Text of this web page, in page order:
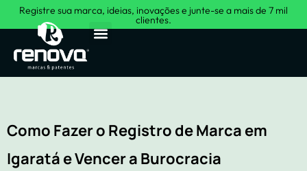
Registre sua marca, ideias, inovações e junte-se a mais de 7 mil
clientes.
Como Fazer o Registro de Marca em
Igaratá e Vencer a Burocracia